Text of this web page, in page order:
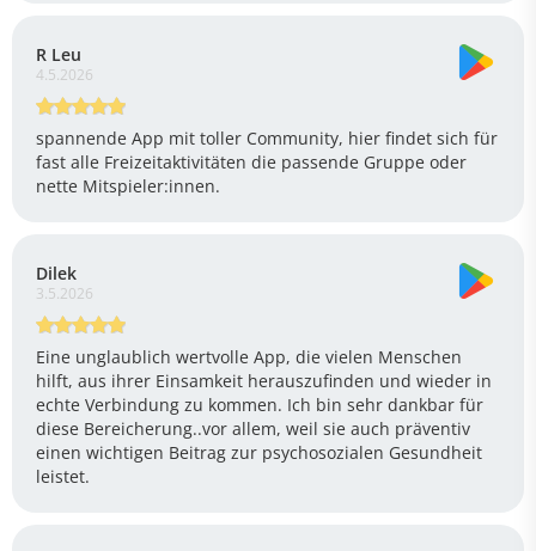
R Leu
4.5.2026
spannende App mit toller Community, hier findet sich für
fast alle Freizeitaktivitäten die passende Gruppe oder
nette Mitspieler:innen.
Dilek
3.5.2026
Eine unglaublich wertvolle App, die vielen Menschen
hilft, aus ihrer Einsamkeit herauszufinden und wieder in
echte Verbindung zu kommen. Ich bin sehr dankbar für
diese Bereicherung..vor allem, weil sie auch präventiv
einen wichtigen Beitrag zur psychosozialen Gesundheit
leistet.